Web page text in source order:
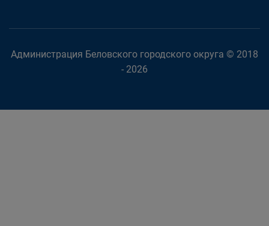
Администрация Беловского городского округа © 2018
- 2026